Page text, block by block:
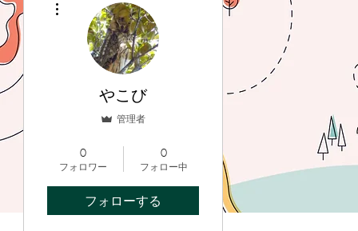
やこび
管理者
0
フォロワー
0
フォロー中
フォローする